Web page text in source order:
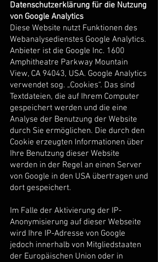
Datenschutzerklärung für die Nutzung
von Google Analytics
Diese Website nutzt Funktionen des
Webanalysedienstes Google Analytics.
Anbieter ist die Google Inc. 1600
Amphitheatre Parkway Mountain
View, CA 94043, USA. Google Analytics
verwendet sog. „Cookies“. Das sind
Textdateien, die auf Ihrem Computer
gespeichert werden und die eine
Analyse der Benutzung der Website
durch Sie ermöglichen. Die durch den
Cookie erzeugten Informationen über
Ihre Benutzung dieser Website
werden in der Regel an einen Server
von Google in den USA übertragen und
dort gespeichert.
Im Falle der Aktivierung der IP-
Anonymisierung auf dieser Webseite
wird Ihre IP-Adresse von Google
jedoch innerhalb von Mitgliedstaaten
der Europäischen Union oder in